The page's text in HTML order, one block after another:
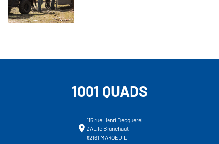
1001 QUADS
115 rue Henri Becquerel
ZAL le Brunehaut
62161 MAROEUIL